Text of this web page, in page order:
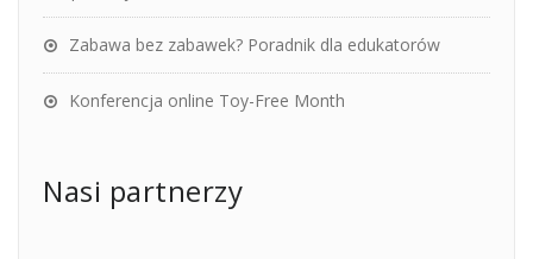
Zabawa bez zabawek? Poradnik dla edukatorów
Konferencja online Toy-Free Month
Nasi partnerzy